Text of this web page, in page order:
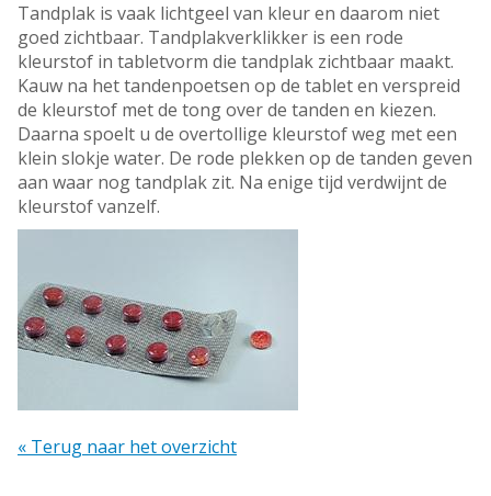
Tandplak is vaak lichtgeel van kleur en daarom niet
goed zichtbaar. Tandplakverklikker is een rode
kleurstof in tabletvorm die tandplak zichtbaar maakt.
Kauw na het tandenpoetsen op de tablet en verspreid
de kleurstof met de tong over de tanden en kiezen.
Daarna spoelt u de overtollige kleurstof weg met een
klein slokje water. De rode plekken op de tanden geven
aan waar nog tandplak zit. Na enige tijd verdwijnt de
kleurstof vanzelf.
« Terug naar het overzicht